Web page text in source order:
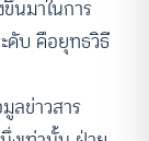
นมาในการ
ดับ คือยุทธวิธี
ลข่าวสาร